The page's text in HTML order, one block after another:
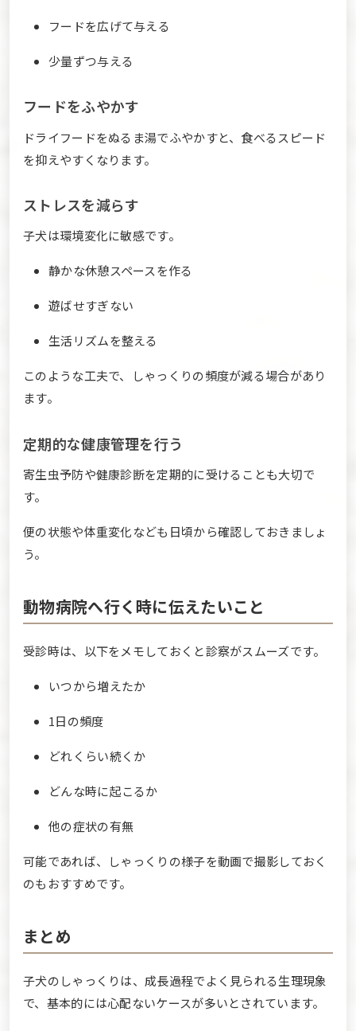
フードを広げて与える
少量ずつ与える
フードをふやかす
ドライフードをぬるま湯でふやかすと、食べるスピード
を抑えやすくなります。
ストレスを減らす
子犬は環境変化に敏感です。
静かな休憩スペースを作る
遊ばせすぎない
生活リズムを整える
このような工夫で、しゃっくりの頻度が減る場合があり
ます。
定期的な健康管理を行う
寄生虫予防や健康診断を定期的に受けることも大切で
す。
便の状態や体重変化なども日頃から確認しておきましょ
う。
動物病院へ行く時に伝えたいこと
受診時は、以下をメモしておくと診察がスムーズです。
いつから増えたか
1日の頻度
どれくらい続くか
どんな時に起こるか
他の症状の有無
可能であれば、しゃっくりの様子を動画で撮影しておく
のもおすすめです。
まとめ
子犬のしゃっくりは、成長過程でよく見られる生理現象
で、基本的には心配ないケースが多いとされています。